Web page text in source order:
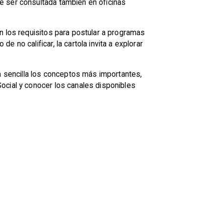
ser consultada también en oficinas
los requisitos para postular a programas
no calificar, la cartola invita a explorar
sencilla los conceptos más importantes,
y conocer los canales disponibles